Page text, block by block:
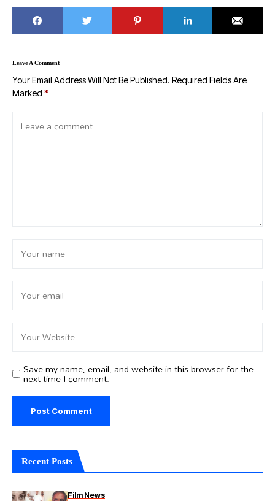
Leave A Comment
Your Email Address Will Not Be Published. Required Fields Are
Marked *
Save my name, email, and website in this browser for the
next time I comment.
Recent Posts
Film News